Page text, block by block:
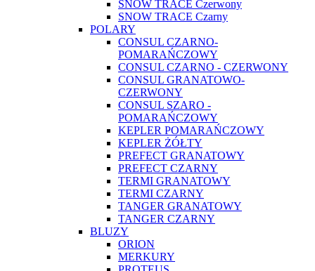
SNOW TRACE Czerwony
SNOW TRACE Czarny
POLARY
CONSUL CZARNO-
POMARAŃCZOWY
CONSUL CZARNO - CZERWONY
CONSUL GRANATOWO-
CZERWONY
CONSUL SZARO -
POMARAŃCZOWY
KEPLER POMARAŃCZOWY
KEPLER ŻÓŁTY
PREFECT GRANATOWY
PREFECT CZARNY
TERMI GRANATOWY
TERMI CZARNY
TANGER GRANATOWY
TANGER CZARNY
BLUZY
ORION
MERKURY